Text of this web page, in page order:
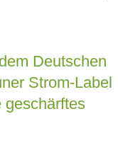
Deutschen
Strom-Label
geschärftes